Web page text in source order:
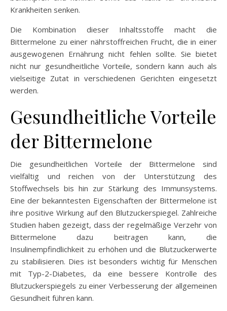
Krankheiten senken.
Die Kombination dieser Inhaltsstoffe macht die
Bittermelone zu einer nährstoffreichen Frucht, die in einer
ausgewogenen Ernährung nicht fehlen sollte. Sie bietet
nicht nur gesundheitliche Vorteile, sondern kann auch als
vielseitige Zutat in verschiedenen Gerichten eingesetzt
werden.
Gesundheitliche Vorteile
der Bittermelone
Die gesundheitlichen Vorteile der Bittermelone sind
vielfältig und reichen von der Unterstützung des
Stoffwechsels bis hin zur Stärkung des Immunsystems.
Eine der bekanntesten Eigenschaften der Bittermelone ist
ihre positive Wirkung auf den Blutzuckerspiegel. Zahlreiche
Studien haben gezeigt, dass der regelmäßige Verzehr von
Bittermelone dazu beitragen kann, die
Insulinempfindlichkeit zu erhöhen und die Blutzuckerwerte
zu stabilisieren. Dies ist besonders wichtig für Menschen
mit Typ-2-Diabetes, da eine bessere Kontrolle des
Blutzuckerspiegels zu einer Verbesserung der allgemeinen
Gesundheit führen kann.